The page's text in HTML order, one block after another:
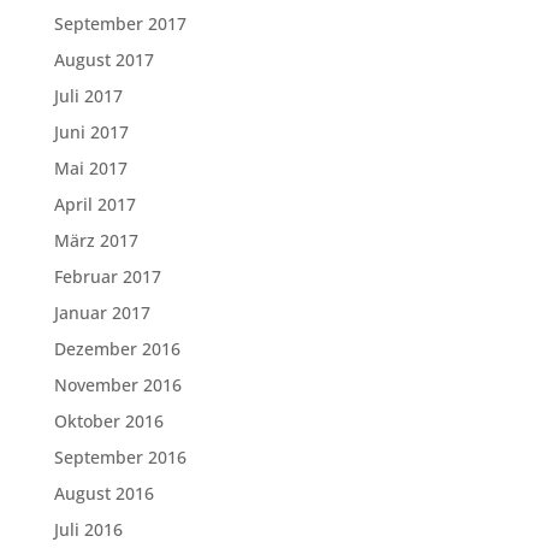
September 2017
August 2017
Juli 2017
Juni 2017
Mai 2017
April 2017
März 2017
Februar 2017
Januar 2017
Dezember 2016
November 2016
Oktober 2016
September 2016
August 2016
Juli 2016